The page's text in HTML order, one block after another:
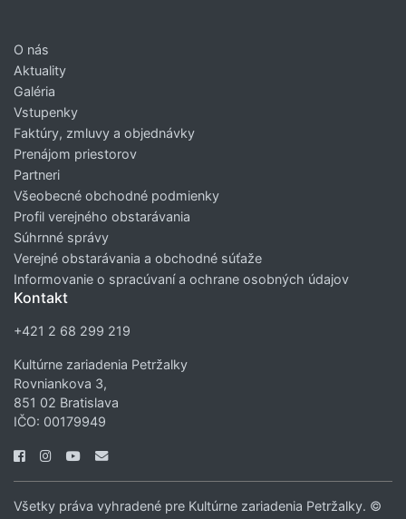
O nás
Aktuality
Galéria
Vstupenky
Faktúry, zmluvy a objednávky
Prenájom priestorov
Partneri
Všeobecné obchodné podmienky
Profil verejného obstarávania
Súhrnné správy
Verejné obstarávania a obchodné súťaže
Informovanie o spracúvaní a ochrane osobných údajov
Kontakt
+421 2 68 299 219
Kultúrne zariadenia Petržalky
Rovniankova 3,
851 02 Bratislava
IČO: 00179949
Všetky práva vyhradené pre Kultúrne zariadenia Petržalky. ©